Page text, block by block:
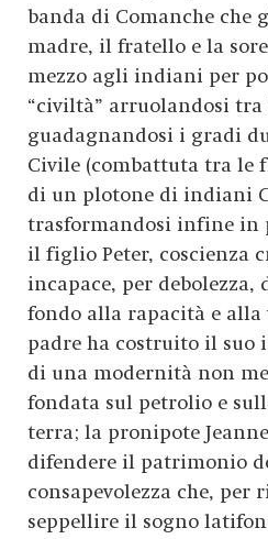
banda di Comanche che
madre, il fratello e la
mezzo agli indiani per
“civiltà” arruolandosi tra
guadagnandosi i gradi
Civile (combattuta tra le
di un plotone di indiani
trasformandosi infine in
il figlio Peter, coscienza
incapace, per
fondo alla rapacità e
padre ha costruito il suo
di una modernità non
fondata sul petrolio e
terra; la pronipote
difendere il patrimonio
consapevolezza che, per
seppellire il sogno